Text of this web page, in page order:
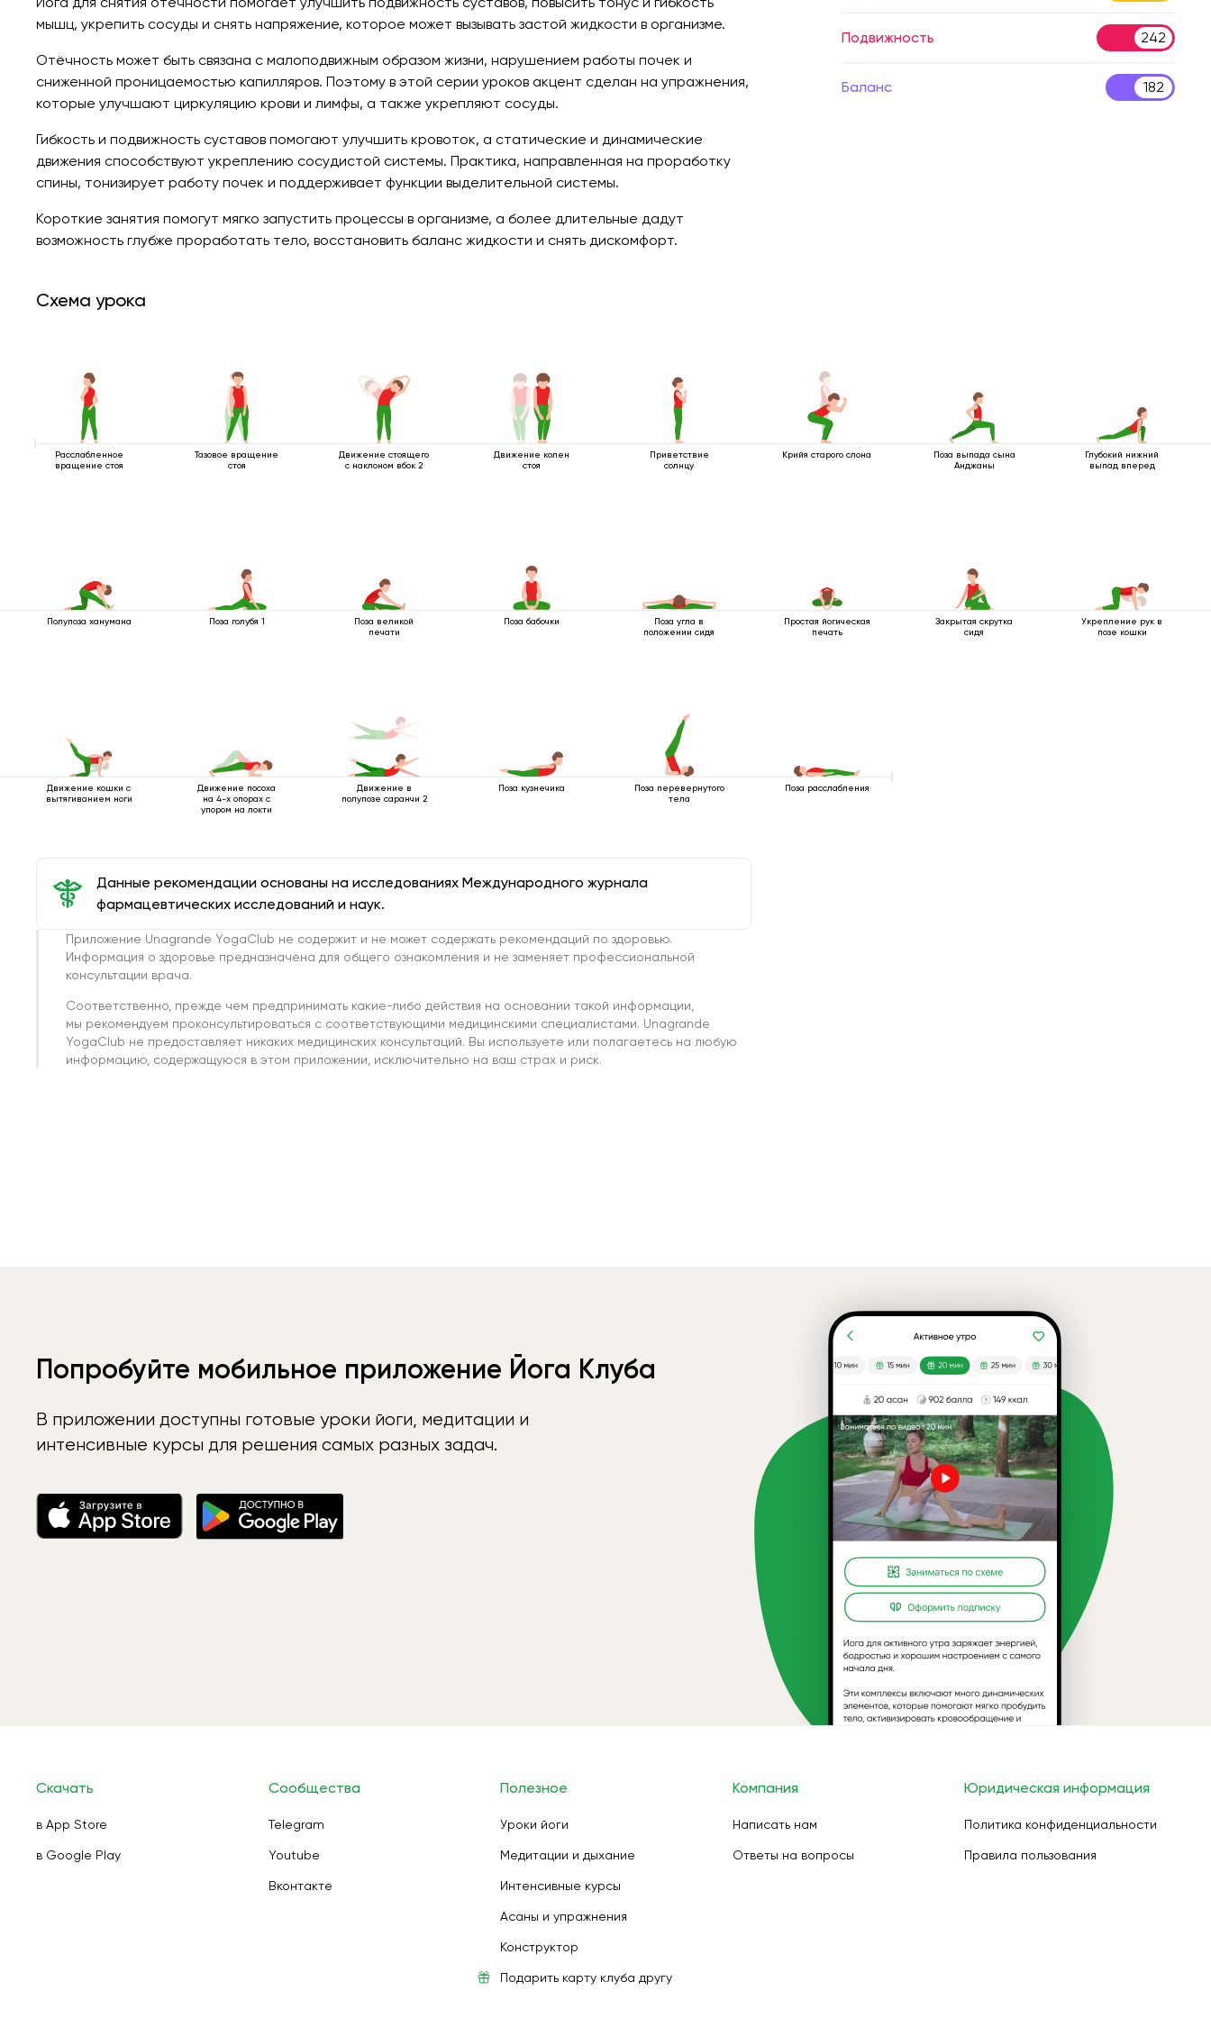
мышц, укрепить сосуды и снять напряжение, которое может вызывать застой жидкости в организме.
Отёчность может быть связана с малоподвижным образом жизни, нарушением работы почек и
сниженной проницаемостью капилляров. Поэтому в этой серии уроков акцент сделан на упражнения,
которые улучшают циркуляцию крови и лимфы, а также укрепляют сосуды.
Гибкость и подвижность суставов помогают улучшить кровоток, а статические и динамические
движения способствуют укреплению сосудистой системы. Практика, направленная на проработку
спины, тонизирует работу почек и поддерживает функции выделительной системы.
Короткие занятия помогут мягко запустить процессы в организме, а более длительные дадут
возможность глубже проработать тело, восстановить баланс жидкости и снять дискомфорт.
Подвижность 242
Баланс 182
Схема урока
Расслабленное
вращение стоя
Тазовое вращение
стоя
Движение стоящего
с наклоном вбок 2
Движение колен
стоя
Приветствие
солнцу
Крийя старого слона
Поза выпада сына
Анджаны
Глубокий нижний
выпад вперед
Полупоза ханумана Поза голубя 1
Поза великой
печати
Поза бабочки
Поза угла в
положении сидя
Простая йогическая
печать
Закрытая скрутка
сидя
Укрепление рук в
позе кошки
Движение кошки с
вытягиванием ноги
Движение посоха
на 4-х опорах с
упором на локти
Движение в
полупозе саранчи 2
Поза кузнечика
Поза перевернутого
тела
Поза расслабления
Данные рекомендации основаны на исследованиях Международного журнала
фармацевтических исследований и наук.
Приложение Unagrande YogaClub не содержит и не может содержать рекомендаций по здоровью.
Информация о здоровье предназначена для общего ознакомления и не заменяет профессиональной
консультации врача.
Соответственно, прежде чем предпринимать какие-либо действия на основании такой информации,
мы рекомендуем проконсультироваться с соответствующими медицинскими специалистами. Unagrande
YogaClub не предоставляет никаких медицинских консультаций. Вы используете или полагаетесь на любую
информацию, содержащуюся в этом приложении, исключительно на ваш страх и риск.
Попробуйте мобильное приложение Йога Клуба
В приложении доступны готовые уроки йоги, медитации и
интенсивные курсы для решения самых разных задач.
Скачать
в App Store
в Google Play
Сообщества
Telegram
Youtube
Вконтакте
Полезное
Уроки йоги
Медитации и дыхание
Интенсивные курсы
Асаны и упражнения
Конструктор
Подарить карту клуба другу
Компания
Написать нам
Ответы на вопросы
Юридическая информация
Политика конфиденциальности
Правила пользования